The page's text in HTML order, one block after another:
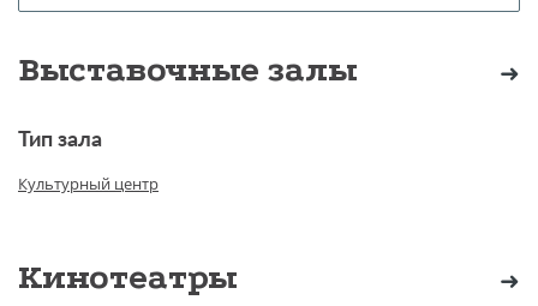
Выставочные залы
Тип зала
Культурный центр
Кинотеатры